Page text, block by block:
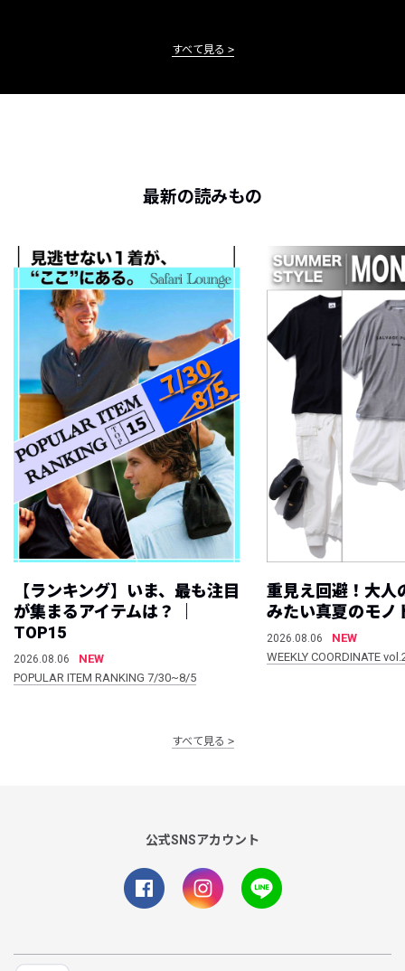
すべて見る
最新の読みもの
【ランキング】いま、最も注目
が集まるアイテムは？ ｜
TOP15
2026.08.06
NEW
POPULAR ITEM RANKING 7/30~8/5
重見え回避！大人
みたい真夏のモノ
2026.08.06
NEW
WEEKLY COORDINATE
すべて見る
公式SNSアカウント